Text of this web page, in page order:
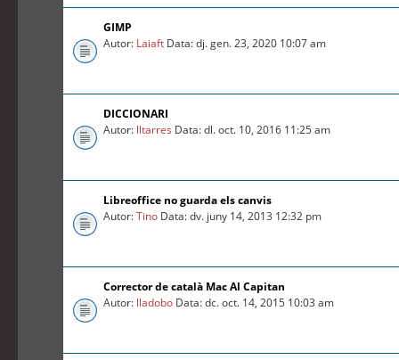
GIMP
Autor: Laiaft Data: dj. gen. 23, 2020 10:07 am
DICCIONARI
Autor: lltarres Data: dl. oct. 10, 2016 11:25 am
Libreoffice no guarda els canvis
Autor:Tino Data: dv. juny 14, 2013 12:32 pm
Corrector de català Mac Al Capitan
Autor: lladobo Data: dc. oct. 14, 2015 10:03 am